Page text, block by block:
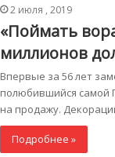
2 июля , 2019
«Поймать
миллионов
Впервые за 56 лет
полюбившийся самой
на продажу.
Подробнее »